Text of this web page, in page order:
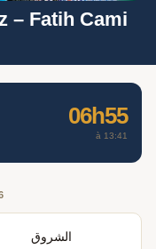
– Fatih Cami
06h55
à 13:41
الشروق